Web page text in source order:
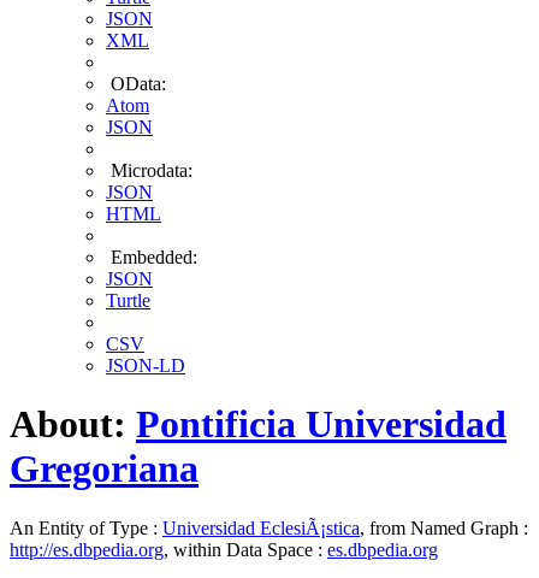
JSON
XML
OData:
Atom
JSON
Microdata:
JSON
HTML
Embedded:
JSON
Turtle
CSV
JSON-LD
About: Pontificia Universidad
Gregoriana
An Entity of Type : Universidad EclesiÃ¡stica, from Named Graph :
http://es.dbpedia.org, within Data Space : es.dbpedia.org